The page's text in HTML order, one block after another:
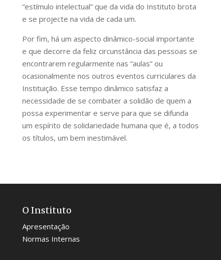
“estímulo intelectual” que da vida do Instituto brota
e se projecte na vida de cada um.
Por fim, há um aspecto dinâmico-social importante
e que decorre da feliz circunstância das pessoas se
encontrarem regularmente nas “aulas” ou
ocasionalmente nos outros eventos curriculares da
Instituição. Esse tempo dinâmico satisfaz a
necessidade de se combater a solidão de quem a
possa experimentar e serve para que se difunda
um espírito de solidariedade humana que é, a todos
os títulos, um bem inestimável.
O Instituto
Apresentação
Normas Internas